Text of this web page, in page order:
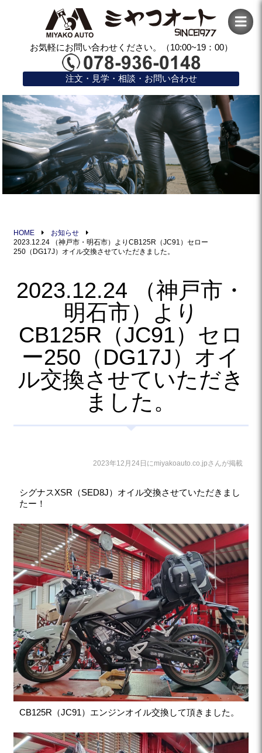
お気軽にお問い合わせください。（10:00~19：00）
注文・見学・相談・お問い合わせ
HOME
お知らせ
2023.12.24 （神戸市・明石市）よりCB125R（JC91）セロー
250（DG17J）オイル交換させていただきました。
2023.12.24 （神戸市・
明石市）より
CB125R（JC91）セロ
ー250（DG17J）オイ
ル交換させていただき
ました。
2023年12月24日にmiyakoauto.co.jpさんが掲載
シグナスXSR（SED8J）オイル交換させていただきまし
たー！
CB125R（JC91）エンジンオイル交換して頂きました。